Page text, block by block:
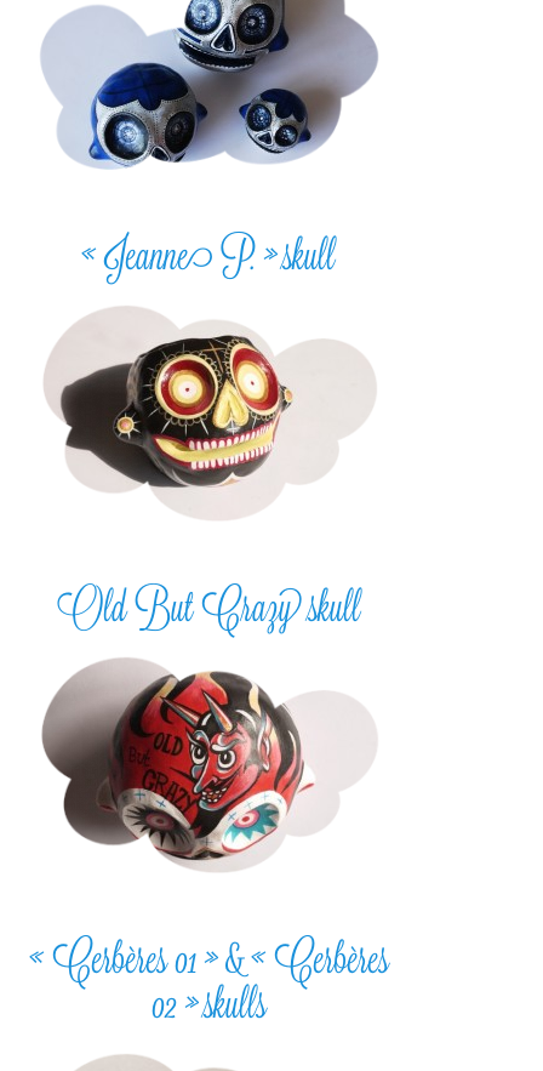
« Jeanne P. » skull
Old But Crazy skull
« Cerbères 01 » & « Cerbères
02 » skulls